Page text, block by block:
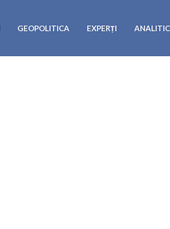
GEOPOLITICA EXPERȚI